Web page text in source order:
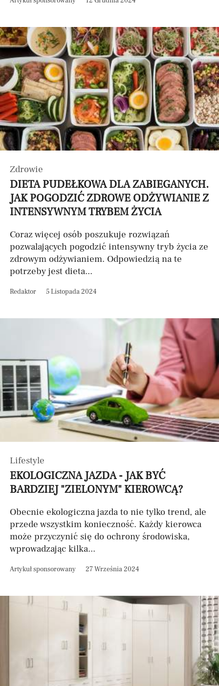
Zdrowie
DIETA PUDEŁKOWA DLA ZABIEGANYCH.
JAK POGODZIĆ ZDROWE ODŻYWIANIE Z
INTENSYWNYM TRYBEM ŻYCIA
Coraz więcej osób poszukuje rozwiązań
pozwalających pogodzić intensywny tryb życia ze
zdrowym odżywianiem. Odpowiedzią na te
potrzeby jest dieta...
Redaktor 5 Listopada 2024
Lifestyle
EKOLOGICZNA JAZDA - JAK BYĆ
BARDZIEJ "ZIELONYM" KIEROWCĄ?
Obecnie ekologiczna jazda to nie tylko trend, ale
przede wszystkim konieczność. Każdy kierowca
może przyczynić się do ochrony środowiska,
wprowadzając kilka...
Artykuł sponsorowany 27 Września 2024